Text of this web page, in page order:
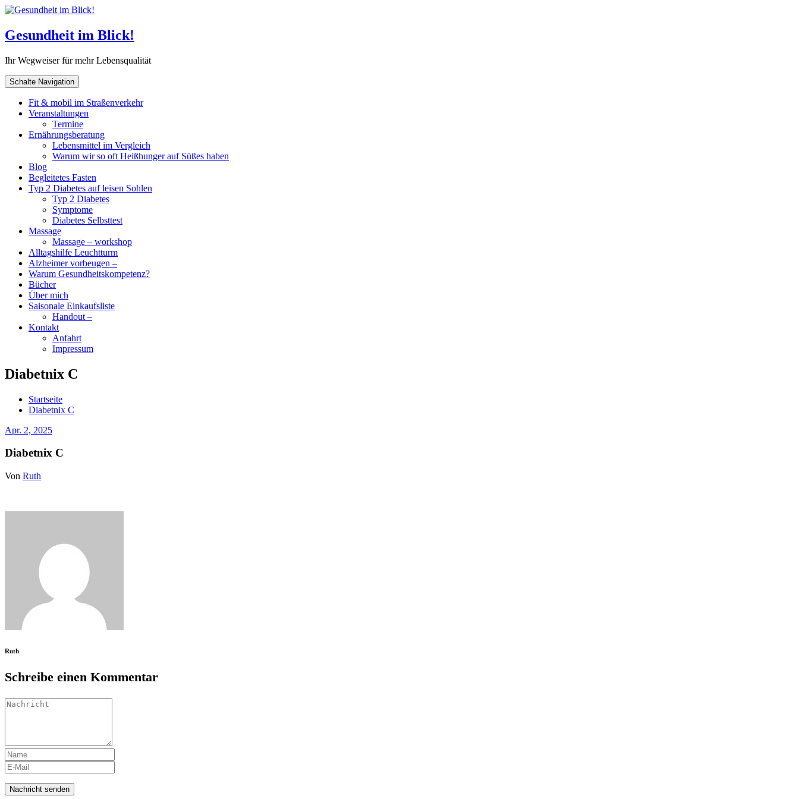
Gesundheit im Blick!
Ihr Wegweiser für mehr Lebensqualität
Schalte Navigation
Fit & mobil im Straßenverkehr
Veranstaltungen
Termine
Ernährungsberatung
Lebensmittel im Vergleich
Warum wir so oft Heißhunger auf Süßes haben
Blog
Begleitetes Fasten
Typ 2 Diabetes auf leisen Sohlen
Typ 2 Diabetes
Symptome
Diabetes Selbsttest
Massage
Massage – workshop
Alltagshilfe Leuchtturm
Alzheimer vorbeugen –
Warum Gesundheitskompetenz?
Bücher
Über mich
Saisonale Einkaufsliste
Handout –
Kontakt
Anfahrt
Impressum
Diabetnix C
Startseite
Diabetnix C
Apr. 2, 2025
Diabetnix C
Von Ruth
Ruth
Schreibe einen Kommentar